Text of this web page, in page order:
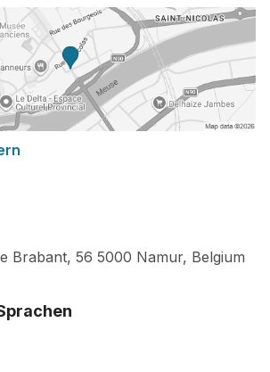
Brabant, 56 5000 Namur, Belgium